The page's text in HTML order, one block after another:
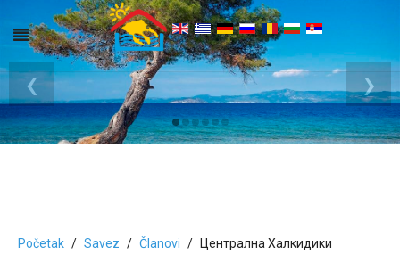
›
‹
Početak Savez Članovi Централна Халкидики